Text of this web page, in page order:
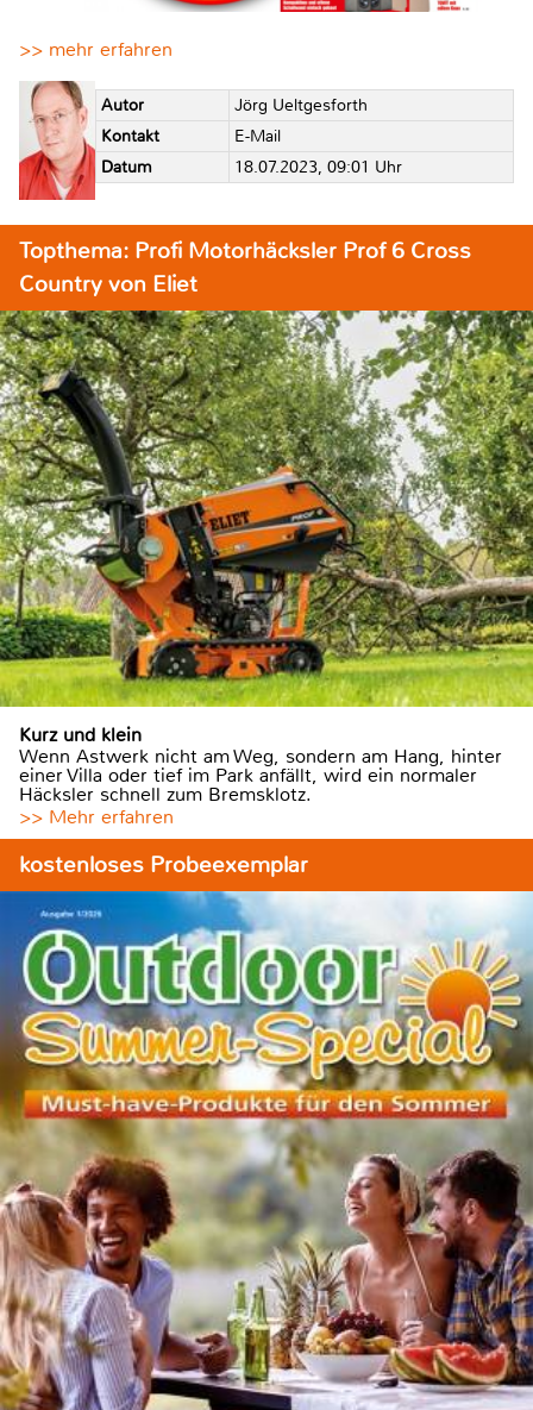
>> mehr erfahren
Autor
Jörg Ueltgesforth
Kontakt
E-Mail
Datum
18.07.2023, 09:01 Uhr
Topthema: Profi Motorhäcksler Prof 6 Cross
Country von Eliet
Kurz und klein
Wenn Astwerk nicht am Weg, sondern am Hang, hinter
einer Villa oder tief im Park anfällt, wird ein normaler
Häcksler schnell zum Bremsklotz.
>> Mehr erfahren
kostenloses Probeexemplar